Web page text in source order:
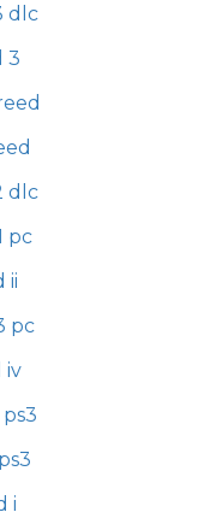
dlc
3
dlc
pc
ii
pc
iv
ps3
i